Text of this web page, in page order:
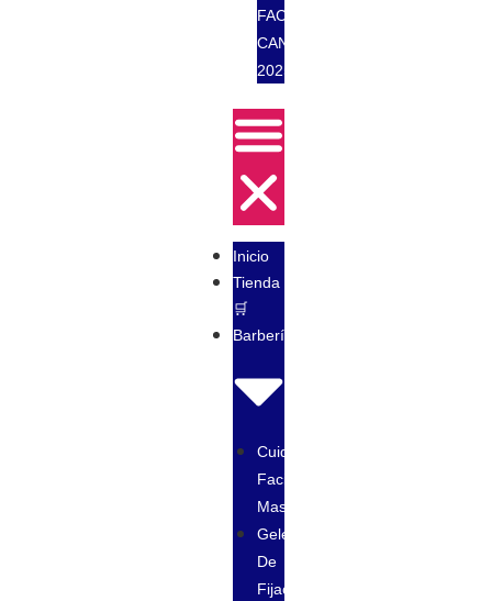
FACTORY
CANCUN
2025
Inicio
Tienda
🛒
Barbería
Cuidado
Facial
Masculino
Geles
De
Fijación